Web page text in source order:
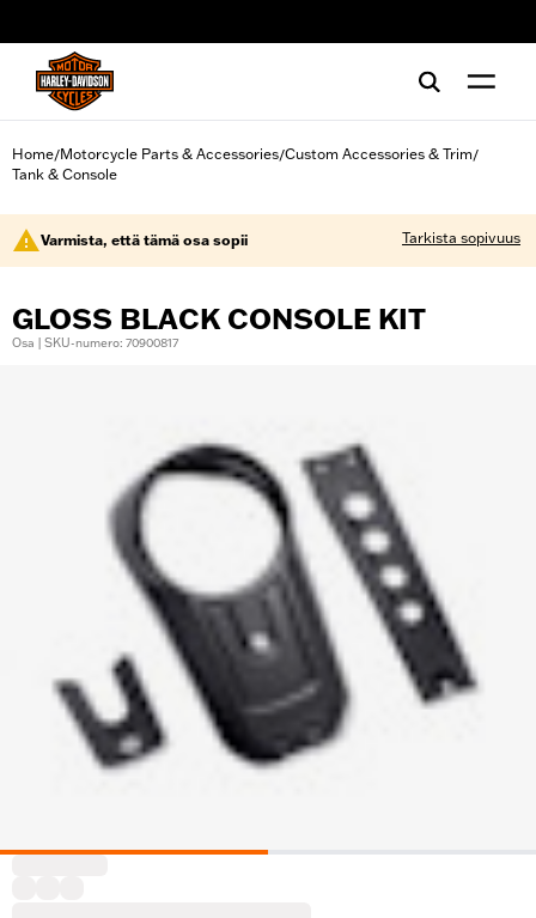
Home/Motorcycle Parts & Accessories/Custom Accessories & Trim/
Tank & Console
Varmista, että tämä osa sopii Tarkista sopivuus
GLOSS BLACK CONSOLE KIT
Osa | SKU-numero: 70900817